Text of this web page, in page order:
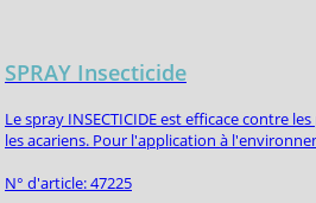
SPRAY Insecticide
Le spray INSECTICIDE est efficace contre
les acariens. Pour l'application à
N° d'article: 47225